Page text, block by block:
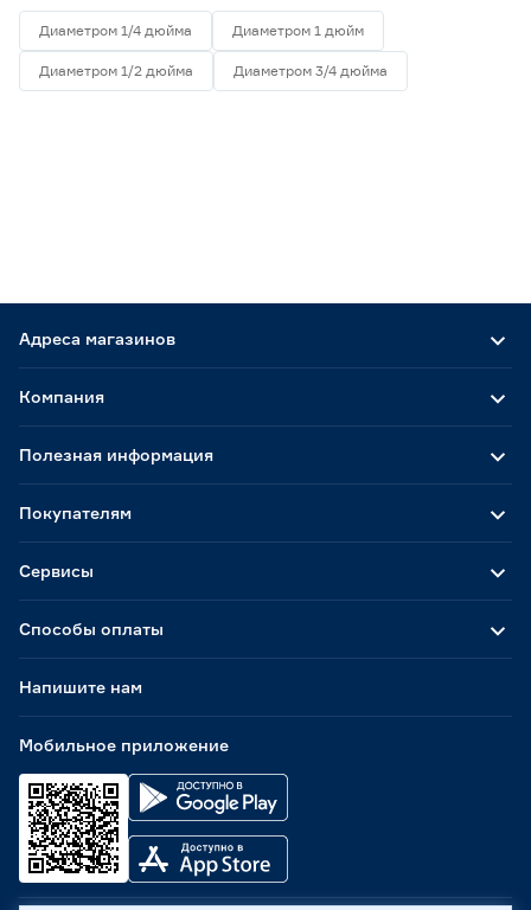
Диаметром 1/4 дюйма Диаметром 1 дюйм
Диаметром 1/2 дюйма Диаметром 3/4 дюйма
Адреса магазинов
Способы оплаты
Мобильное приложение
Компания
Полезная информация
Покупателям
Сервисы
Напишите нам